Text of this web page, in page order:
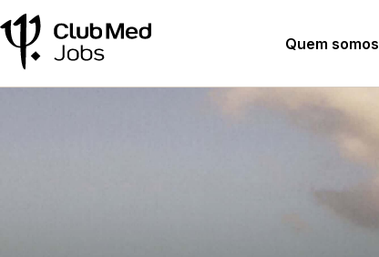
Quem somos